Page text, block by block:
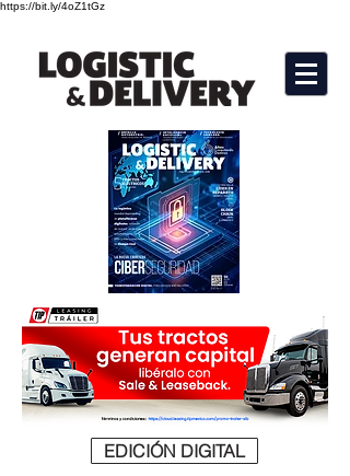
https://bit.ly/4oZ1tGz
EDICIÓN DIGITAL